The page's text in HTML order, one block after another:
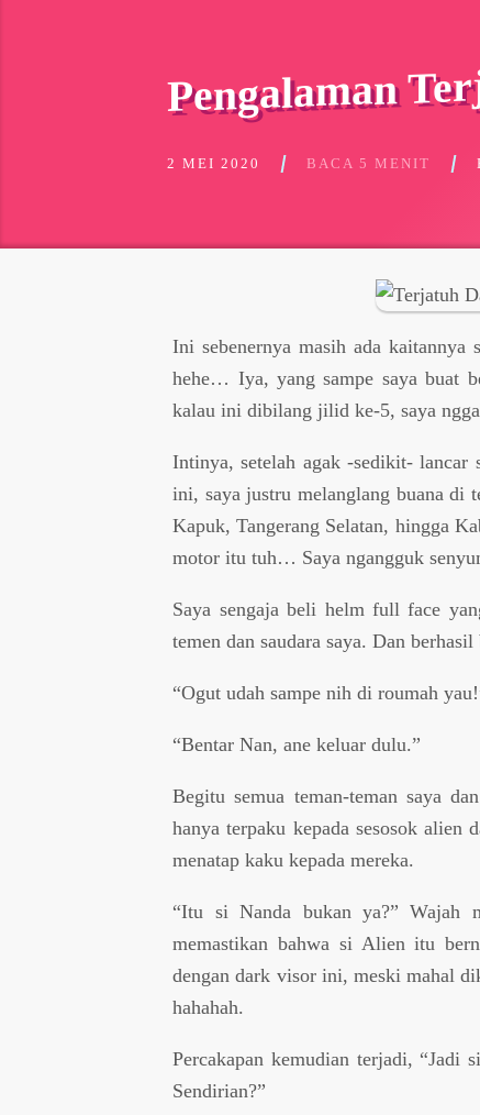
Pengalaman
2 MEI 2020 BACA 5 MENIT
Ini sebenernya masih ada kaitannya
hehe… Iya, yang sampe saya
kalau ini dibilang jilid ke-5, saya
Intinya, setelah agak -sedikit- lancar
ini, saya justru melanglang buana di
Kapuk, Tangerang Selatan, hingga
motor itu tuh… Saya ngangguk
Saya sengaja beli helm full face
temen dan saudara saya. Dan berhasil
“Ogut udah sampe nih di roumah
“Bentar Nan, ane keluar dulu.”
Begitu semua teman-teman saya
hanya terpaku kepada sesosok
menatap kaku kepada mereka.
“Itu si Nanda bukan ya?” Wajah
memastikan bahwa si Alien itu
dengan dark visor ini, meski mahal
hahahah.
Percakapan kemudian terjadi, “Jadi
Sendirian?”